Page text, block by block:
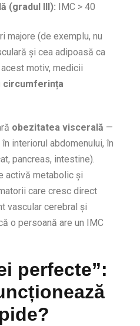
(gradul III): IMC > 40
majore (de exemplu, nu
și cea adipoasă ca
motiv, medicii
circumferința
obezitatea viscerală —
interiorul abdomenului, în
pancreas, intestine).
activă metabolic și
care cresc direct
vascular cerebral și
o persoană are un IMC
perfecte”: